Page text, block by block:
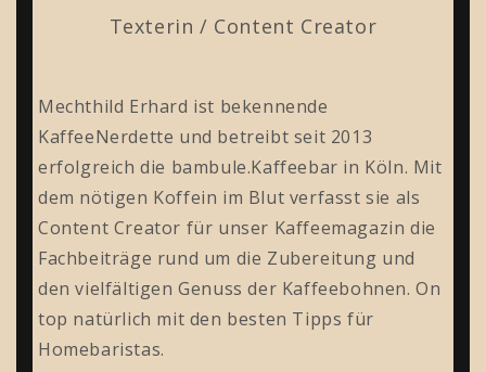
Texterin / Content Creator
Mechthild Erhard ist bekennende
KaffeeNerdette und betreibt seit 2013
erfolgreich die bambule.Kaffeebar in Köln. Mit
dem nötigen Koffein im Blut verfasst sie als
Content Creator für unser Kaffeemagazin die
Fachbeiträge rund um die Zubereitung und
den vielfältigen Genuss der Kaffeebohnen. On
top natürlich mit den besten Tipps für
Homebaristas.